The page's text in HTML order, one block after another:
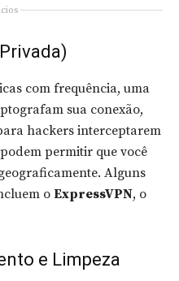
com frequência, uma
sua conexão,
hackers interceptarem
permitir que você
Alguns
o ExpressVPN, o
e Limpeza